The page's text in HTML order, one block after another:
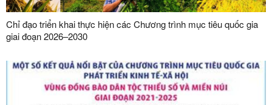
Chỉ đạo triển khai thực hiện các Chương trình mục tiêu quốc gia
giai đoạn 2026–2030